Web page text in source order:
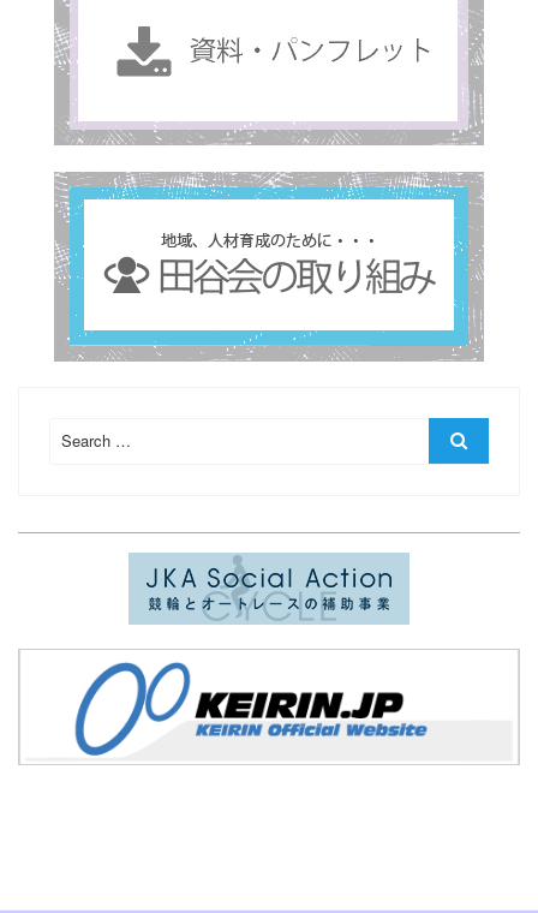
for:
Search